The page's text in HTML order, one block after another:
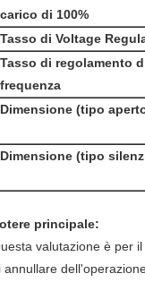
carico di 100%
Tasso di Voltage
Tasso di regolamento
frequenza
Dimensione (tipo
Dimensione (tipo
principale:
valutazione è per
annullare